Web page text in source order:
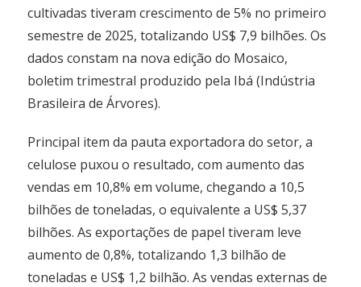
cultivadas tiveram crescimento de 5% no primeiro
semestre de 2025, totalizando US$ 7,9 bilhões. Os
dados constam na nova edição do Mosaico,
boletim trimestral produzido pela Ibá (Indústria
Brasileira de Árvores).
Principal item da pauta exportadora do setor, a
celulose puxou o resultado, com aumento das
vendas em 10,8% em volume, chegando a 10,5
bilhões de toneladas, o equivalente a US$ 5,37
bilhões. As exportações de papel tiveram leve
aumento de 0,8%, totalizando 1,3 bilhão de
toneladas e US$ 1,2 bilhão. As vendas externas de